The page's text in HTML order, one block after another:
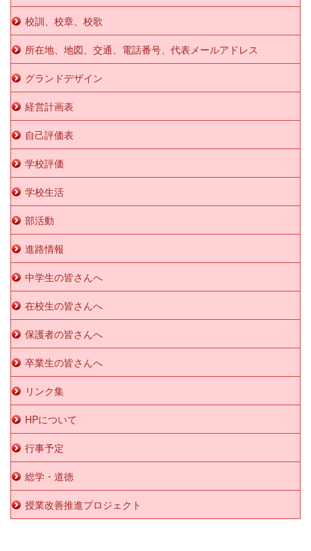
校訓、校章、校歌
所在地、地図、交通、電話番号、代表メールアドレス
グランドデザイン
経営計画表
自己評価表
学校評価
学校生活
部活動
進路情報
中学生の皆さんへ
在校生の皆さんへ
保護者の皆さんへ
卒業生の皆さんへ
リンク集
HPについて
行事予定
総学・道徳
授業改善推進プロジェクト